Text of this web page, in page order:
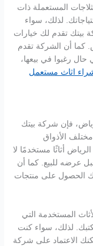
المستعملة ذات
لذلك، سواء
بيتك تقدم لك خيارات
كما أن الشركة تقدم
حال رغبوا في بيعها،
اثاث مستعمل
فإن شركة بيتك
الأذواق
أثاثًا مستخدمًا لا
عرضه للبيع. كما أن
الحصول على منتجات
المستخدمة التي
لذلك، سواء كنت
الاعتماد على شركة